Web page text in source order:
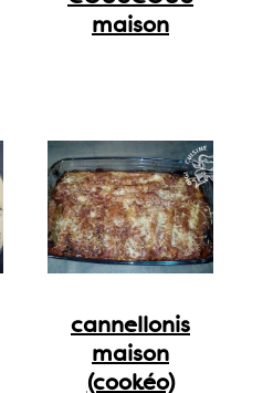
maison
cannellonis
maison
(cookéo)